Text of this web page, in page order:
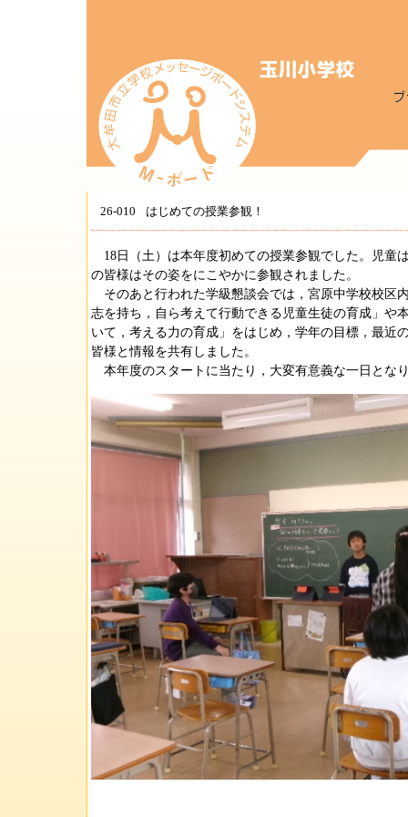
26-010 はじめての授業参観！
18日（土）は本年度初めての授業参観でした。児童
の皆様はその姿をにこやかに参観されました。
そのあと行われた学級懇談会では，宮原中学校校区
志を持ち，自ら考えて行動できる児童生徒の育成」や
いて，考える力の育成」をはじめ，学年の目標，最近
皆様と情報を共有しました。
本年度のスタートに当たり，大変有意義な一日とな